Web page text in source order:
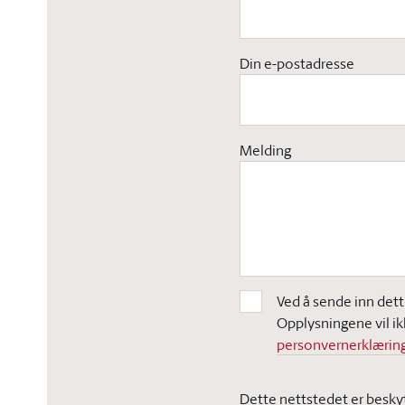
Din e-postadresse
Melding
Ved å sende inn
Opplysningene vil
Dette nettstedet er